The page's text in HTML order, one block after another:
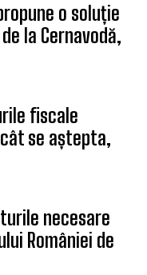
o soluție
la Cernavodă,
fiscale
se aștepta,
necesare
României de